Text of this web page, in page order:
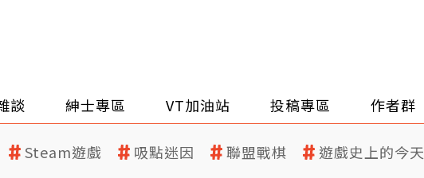
談 紳士專區 VT加油站 投稿專區 作者群
Steam遊戲 吸點迷因 聯盟戰棋 遊戲史上的今天